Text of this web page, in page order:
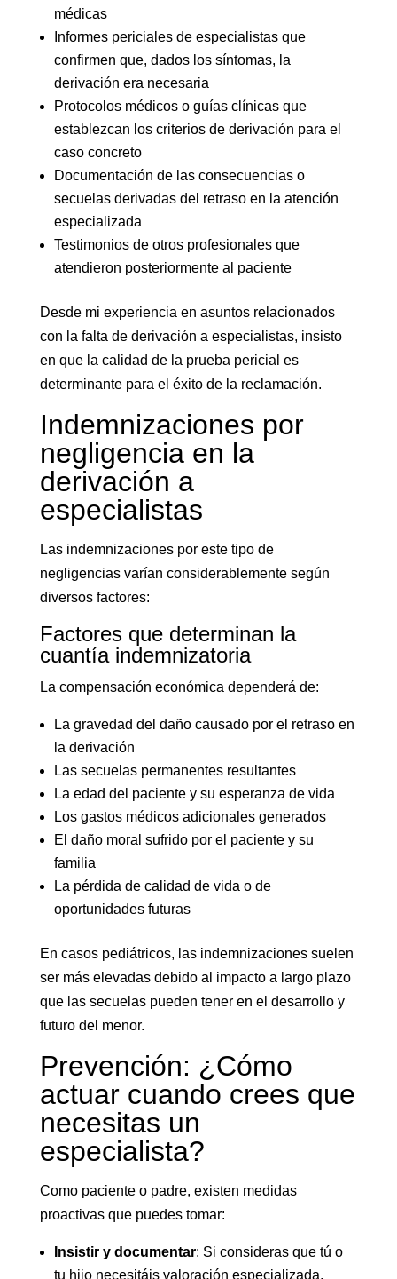
médicas
Informes periciales de especialistas que
confirmen que, dados los síntomas, la
derivación era necesaria
Protocolos médicos o guías clínicas que
establezcan los criterios de derivación para el
caso concreto
Documentación de las consecuencias o
secuelas derivadas del retraso en la atención
especializada
Testimonios de otros profesionales que
atendieron posteriormente al paciente
Desde mi experiencia en asuntos relacionados
con la falta de derivación a especialistas, insisto
en que la calidad de la prueba pericial es
determinante para el éxito de la reclamación.
Indemnizaciones por
negligencia en la
derivación a
especialistas
Las indemnizaciones por este tipo de
negligencias varían considerablemente según
diversos factores:
Factores que determinan la
cuantía indemnizatoria
La compensación económica dependerá de:
La gravedad del daño causado por el retraso en
la derivación
Las secuelas permanentes resultantes
La edad del paciente y su esperanza de vida
Los gastos médicos adicionales generados
El daño moral sufrido por el paciente y su
familia
La pérdida de calidad de vida o de
oportunidades futuras
En casos pediátricos, las indemnizaciones suelen
ser más elevadas debido al impacto a largo plazo
que las secuelas pueden tener en el desarrollo y
futuro del menor.
Prevención: ¿Cómo
actuar cuando crees que
necesitas un
especialista?
Como paciente o padre, existen medidas
proactivas que puedes tomar:
Insistir y documentar: Si consideras que tú o
tu hijo necesitáis valoración especializada,